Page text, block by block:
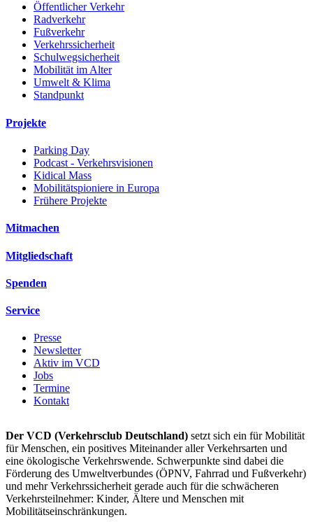
Öffentlicher Verkehr
Radverkehr
Fußverkehr
Verkehrssicherheit
Schulwegsicherheit
Mobilität im Alter
Umwelt & Klima
Standpunkt
Projekte
Parking Day
Podcast - Verkehrsvisionen
Kidical Mass
Mobilitätspioniere in Europa
Frühere Projekte
Mitmachen
Mitgliedschaft
Spenden
Service
Presse
Newsletter
Aktiv im VCD
Jobs
Termine
Kontakt
Der VCD (Verkehrsclub Deutschland) setzt sich ein für Mobilität
für Menschen, ein positives Miteinander aller Verkehrsarten und
eine ökologische Verkehrswende. Schwerpunkte sind dabei die
Förderung des Umweltverbundes (ÖPNV, Fahrrad und Fußverkehr)
und mehr Verkehrssicherheit gerade auch für die schwächeren
Verkehrsteilnehmer: Kinder, Ältere und Menschen mit
Mobilitätseinschränkungen.